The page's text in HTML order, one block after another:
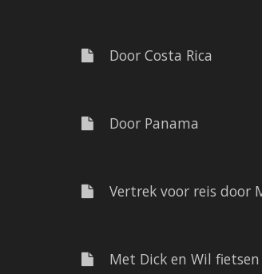
Door Costa Rica
Door Panama
Vertrek voor reis door
Met Dick en Wil